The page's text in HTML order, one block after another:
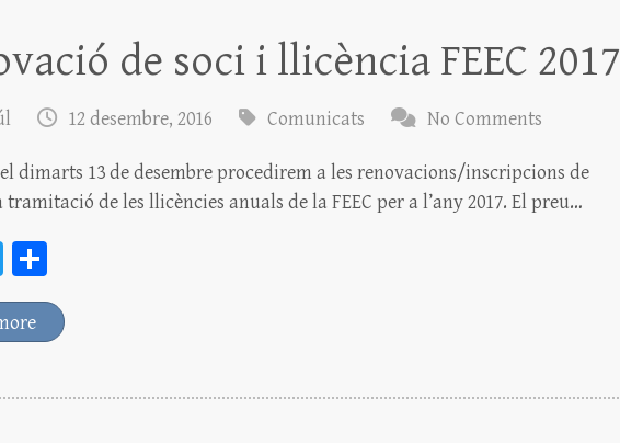
x
de soci i llicència FEEC 2017
12 desembre, 2016 Comunicats No Comments
dimarts 13 de desembre procedirem a les renovacions/inscripcions de
tramitació de les llicències anuals de la FEEC per a l’any 2017. El preu…
T
wi
tt
o
m
rt